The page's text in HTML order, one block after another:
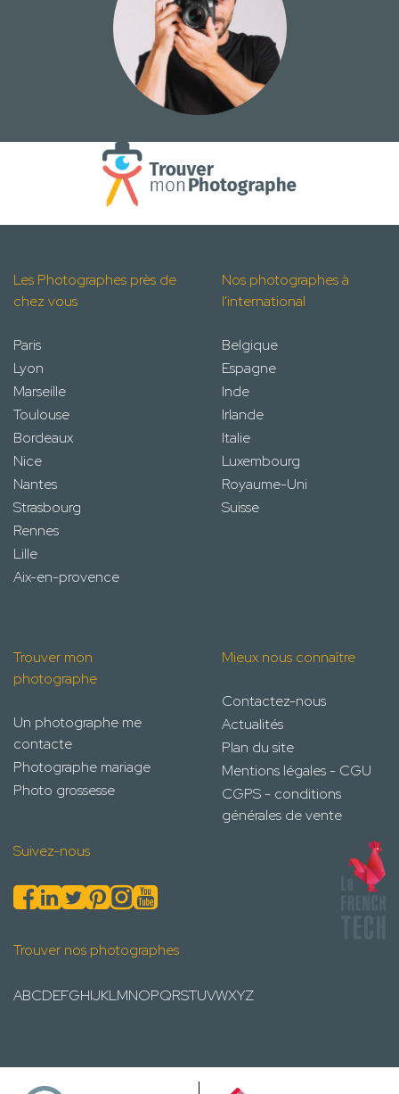
Les Photographes près de
chez vous
Paris
Lyon
Marseille
Toulouse
Bordeaux
Nice
Nantes
Strasbourg
Rennes
Lille
Aix-en-provence
Nos photographes à
l'international
Belgique
Espagne
Inde
Irlande
Italie
Luxembourg
Royaume-Uni
Suisse
Trouver mon
photographe
Un photographe me
contacte
Photographe mariage
Photo grossesse
Mieux nous connaître
Contactez-nous
Actualités
Plan du site
Mentions légales - CGU
CGPS - conditions
générales de vente
Suivez-nous
Trouver nos photographes
ABCDEFGHIJKLMNOPQRSTUVWXYZ